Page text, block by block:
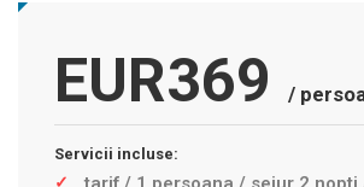
EUR369 /
Servicii incluse: